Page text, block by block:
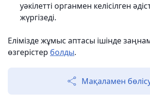
уәкілетті органмен келісілген
жүргізеді.
Елімізде жұмыс аптасы ішінде
өзгерістер болды.
Мақаламен